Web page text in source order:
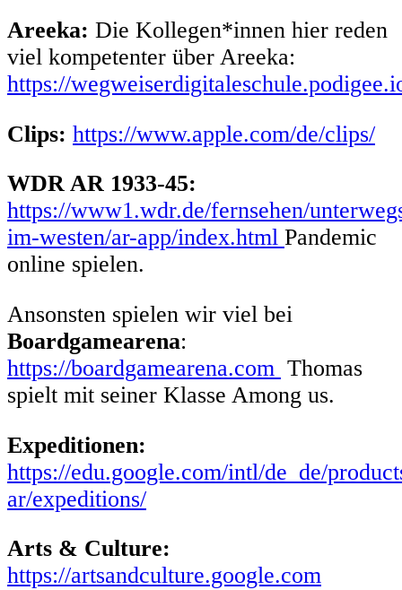
Areeka: Die Kollegen*innen hier reden
viel kompetenter über Areeka:
https://
Clips: https://www.apple.com/de/clips/
WDR AR 1933-45:
https://www1.wdr.de/fernsehen/
im-westen/ar-app/index.html Pandemic
online spielen.
Ansonsten spielen wir viel bei
Boardgamearena:
https://boardgamearena.com Thomas
spielt mit seiner Klasse Among us.
Expeditionen:
https://edu.google.com/intl/de_de/
ar/expeditions/
Arts & Culture:
https://artsandculture.google.com